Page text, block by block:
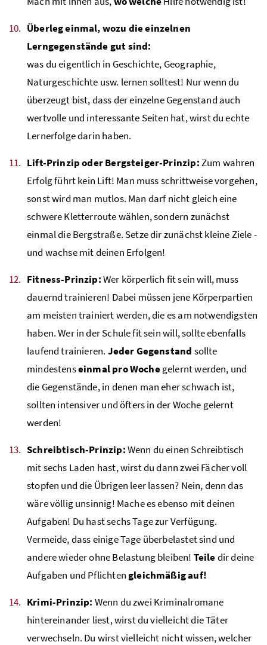
Überleg einmal, wozu die einzelnen
Lerngegenstände gut sind:
was du eigentlich in Geschichte, Geographie,
Naturgeschichte usw. lernen solltest! Nur wenn du
überzeugt bist, dass der einzelne Gegenstand auch
wertvolle und interessante Seiten hat, wirst du echte
Lernerfolge darin haben.
Lift-Prinzip oder Bergsteiger-Prinzip:Zum wahren
Erfolg führt kein Lift! Man muss schrittweise vorgehen,
sonst wird man mutlos. Man darf nicht gleich eine
schwere Kletterroute wählen, sondern zunächst
einmal die Bergstraße. Setze dir zunächst kleine Ziele -
und wachse mit deinen Erfolgen!
Fitness-Prinzip:Wer körperlich fit sein will, muss
dauernd trainieren! Dabei müssen jene Körperpartien
am meisten trainiert werden, die es am notwendigsten
haben. Wer in der Schule fit sein will, sollte ebenfalls
laufend trainieren. Jeder Gegenstand sollte
mindestenseinmal pro Wochegelernt werden, und
die Gegenstände, in denen man eher schwach ist,
sollten intensiver und öfters in der Woche gelernt
werden!
Schreibtisch-Prinzip:Wenn du einen Schreibtisch
mit sechs Laden hast, wirst du dann zwei Fächer voll
stopfen und die Übrigen leer lassen? Nein, denn das
wäre völlig unsinnig! Mache es ebenso mit deinen
Aufgaben! Du hast sechs Tage zur Verfügung.
Vermeide, dass einige Tage überbelastet sind und
andere wieder ohne Belastung bleiben! Teiledir deine
Aufgaben und Pflichtengleichmäßig auf!
Krimi-Prinzip: Wenn du zwei Kriminalromane
hintereinander liest, wirst du vielleicht die Täter
verwechseln. Du wirst vielleicht nicht wissen, welcher